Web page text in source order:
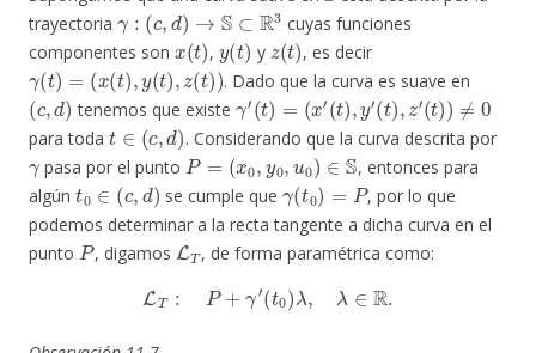
trayectoria
γ: c,d →S ⊂R3
cuyas funciones
componentes son
x(t )
,
y(t)
y
z (t)
, es decir
γ(t)=(x(t),y(t) ,z(t))
. Dado que la curva es suave en
(c,d)
tenemos que existe
γ′(t)= (x′(t),y′(t ),z′(t) )≠0
para toda
t∈(c,d)
. Considerando que la curva descrita por
γ
pasa por el punto
P=(x0,y0,u0) ∈S
, entonces para
algún
t 0∈ c, d)
se cumple que
γ (t0) =P
, por lo que
podemos determinar a la recta tangente a dicha curva en el
punto
P
, digamos
LT
, de forma paramétrica como:
T:P + γ′(t0 λ ,λ R.